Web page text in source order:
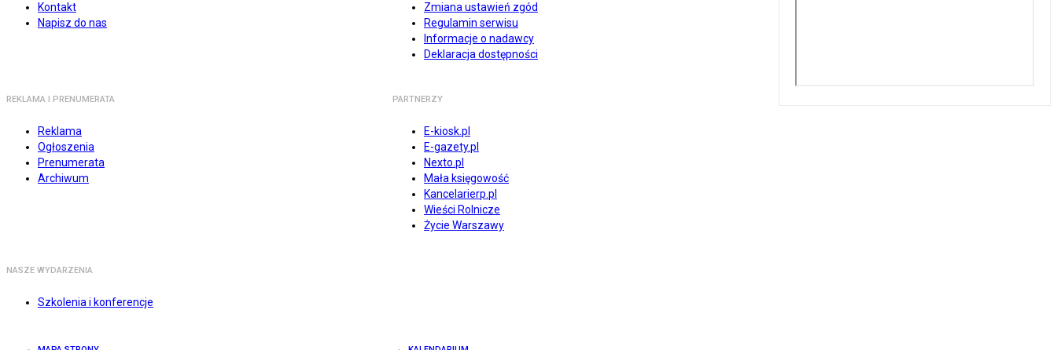
Kontakt
Napisz do nas
Zmiana ustawień zgód
Regulamin serwisu
Informacje o nadawcy
Deklaracja dostępności
REKLAMA I PRENUMERATA
Reklama
Ogłoszenia
Prenumerata
Archiwum
PARTNERZY
E-kiosk.pl
E-gazety.pl
Nexto.pl
Mała księgowość
Kancelarierp.pl
Wieści Rolnicze
Życie Warszawy
NASZE WYDARZENIA
Szkolenia i konferencje